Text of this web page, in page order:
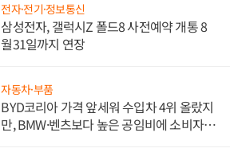
전자·전기·정보통신
삼성전자, 갤럭시Z 폴드8 사전예약 개통 8
월31일까지 연장
자동차·부품
BYD코리아 가격 앞세워 수입차 4위 올랐지
만, BMW·벤츠보다 높은 공임비에 소비자